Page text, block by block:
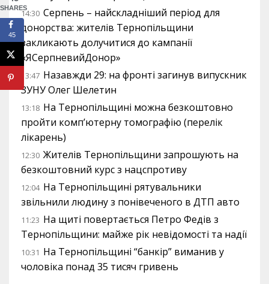
14:30 Серпень – найскладніший період для
донорства: жителів Тернопільщини
закликають долучитися до кампанії
«ЯСерпневийДонор»
13:47 Назавжди 29: на фронті загинув випускник
ЗУНУ Олег Шелетин
13:18 На Тернопільщині можна безкоштовно
пройти комп’ютерну томографію (перелік
лікарень)
12:30 Жителів Тернопільщини запрошують на
безкоштовний курс з нацспротиву
12:04 На Тернопільщині рятувальники
звільнили людину з понівеченого в ДТП авто
11:23 На щиті повертається Петро Федів з
Тернопільщини: майже рік невідомості та надії
10:31 На Тернопільщині “банкір” виманив у
чоловіка понад 35 тисяч гривень
SHARES
45